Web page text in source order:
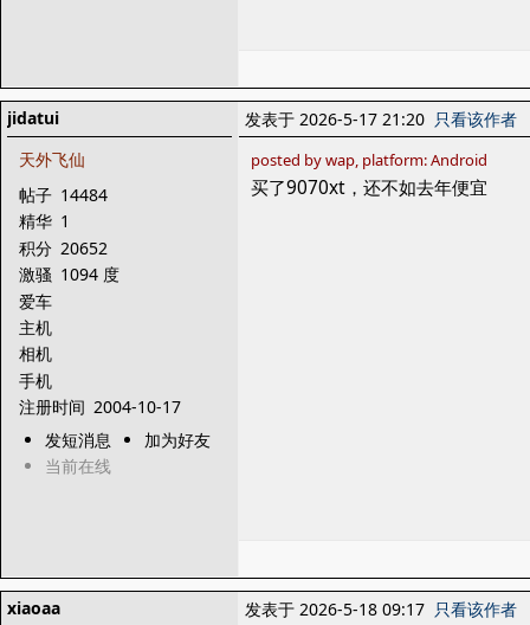
jidatui
天外飞仙
帖子 14484
精华 1
积分 20652
激骚 1094 度
爱车
主机
相机
手机
注册时间 2004-10-17
发短消息
加为好友
当前在线
发表于 2026-5-17 21:20 只看该作者
posted by wap, platform: Android
买了9070xt，还不如去年便宜
xiaoaa
发表于 2026-5-18 09:17 只看该作者